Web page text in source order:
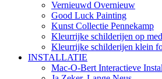
Vernieuwd Overnieuw
Good Luck Painting
Kunst Collectie Pennekamp
Kleurrijke schilderijen op
Kleurrijke schilderijen klein
INSTALLATIE
Mac-O-Bert Interactieve